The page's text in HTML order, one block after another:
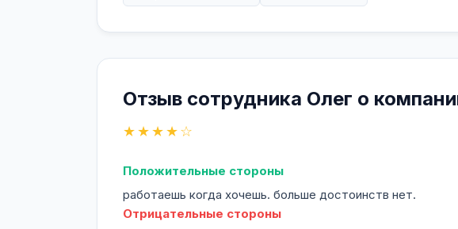
Отзыв сотрудника Олег о
★★★★☆
Положительные стороны
работаешь когда хочешь. больше достоинств нет.
Отрицательные стороны